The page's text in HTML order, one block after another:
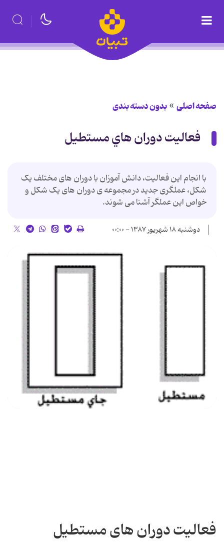
صفحه اصلی بدون دسته بندی
فعالیت دوران هاي مستطيل
با انجام این فعالیت، دانش آموزان با دوران های مختلف یک
شکل، عملگری جدید در مجموعه ی دوران های یک شکل و
خواص این عملگر آشنا می شوند.
دوشنبه ۱۸ شهریور ۱۳۸۷ - ۰۰:۰۰
فعالیت دوران های مستطیل